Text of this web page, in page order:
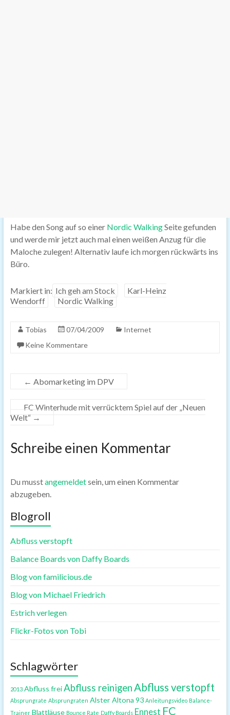
Habe den Song auf so einer Nordic WalkingSeite gefunden
und werde mir jetzt auch mal einen weißen Anzug für die
Maloche zulegen! Alternativ laufe ich morgen rückwärts ins
Büro.
Markiert in: Ich geh am Stock
Karl-Heinz
Wendorff
Nordic Walking
Tobias 07/04/2009
Internet
Keine Kommentare
← Abomarketing im DPV
FC Winterhude mit verrücktem Spiel auf der „Neuen
Welt“ →
Schreibe einen Kommentar
Du musstangemeldetsein, um einen Kommentar
abzugeben.
Blogroll
Abfluss verstopft
Balance Boards von Daffy Boards
Blog von familicious.de
Blog von Michael Friedrich
Estrich verlegen
Flickr-Fotos von Tobi
Schlagwörter
2013 Abfluss freiAbfluss reinigenAbfluss verstopft
Absprungrate Absprungraten Alster Altona 93 Anleitungsvideo Balance-
Trainer Blattläuse Bounce Rate Daffy Boards Ennest FC